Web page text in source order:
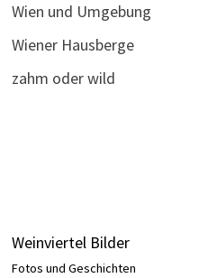
Wien und Umgebung
Wiener Hausberge
zahm oder wild
Weinviertel Bilder
Fotos und Geschichten